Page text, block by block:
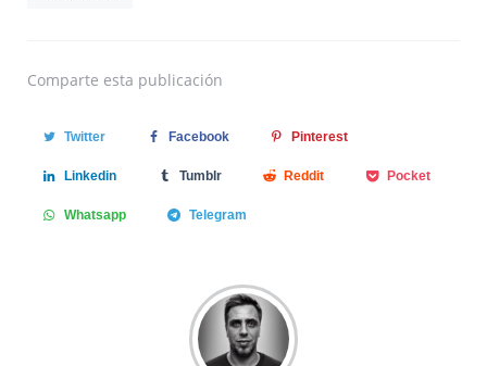
Comparte esta publicación
Twitter Facebook Pinterest
Linkedin Tumblr Reddit Pocket
Whatsapp Telegram